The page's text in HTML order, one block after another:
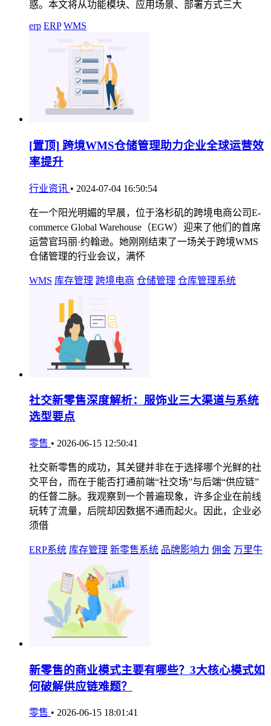
惑。本文将从功能模块、应用场景、部署方式三大
erp ERP WMS
[置顶] 跨境WMS仓储管理助力企业全球运营效
率提升
行业资讯 • 2024-07-04 16:50:54
在一个阳光明媚的早晨，位于洛杉矶的跨境电商公司E-
commerce Global Warehouse（EGW）迎来了他们的首席
运营官玛丽·约翰逊。她刚刚结束了一场关于跨境WMS
仓储管理的行业会议，满怀
WMS 库存管理 跨境电商 仓储管理 仓库管理系统
社交新零售深度解析：服饰业三大渠道与系统
选型要点
零售 • 2026-06-15 12:50:41
社交新零售的成功，其关键并非在于选择哪个光鲜的社
交平台，而在于能否打通前端“社交场”与后端“供应链”
的任督二脉。我观察到一个普遍现象，许多企业在前线
玩转了流量，后院却因数据不通而起火。因此，企业必
须借
ERP系统 库存管理 新零售系统 品牌影响力 佣金 万里牛
新零售的商业模式主要有哪些？3大核心模式如
何破解供应链难题？
零售 • 2026-06-15 18:01:41